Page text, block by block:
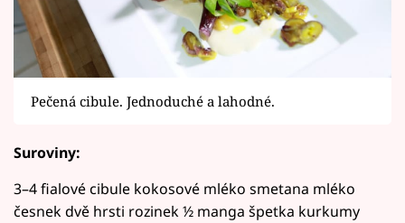
Pečená cibule. Jednoduché a lahodné.
Suroviny:
3–4 fialové cibule kokosové mléko smetana mléko
česnek dvě hrsti rozinek ½ manga špetka kurkumy